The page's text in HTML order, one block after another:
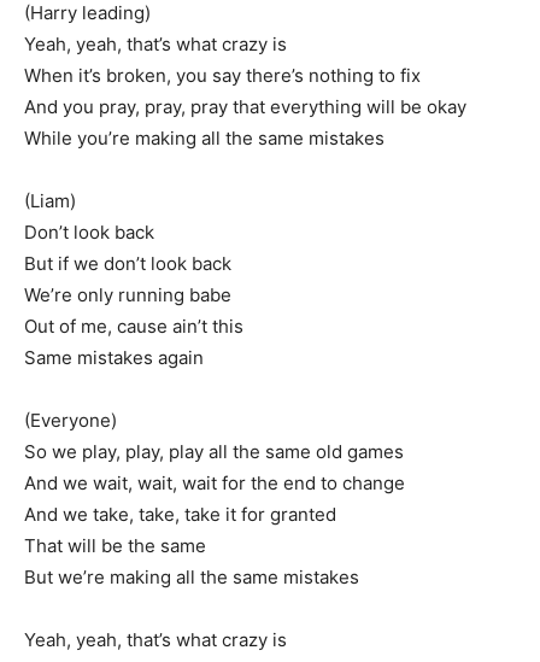
(Harry leading)
Yeah, yeah, that’s what crazy is
When it’s broken, you say there’s nothing to fix
And you pray, pray, pray that everything will be okay
While you’re making all the same mistakes
(Liam)
Don’t look back
But if we don’t look back
We’re only running babe
Out of me, cause ain’t this
Same mistakes again
(Everyone)
So we play, play, play all the same old games
And we wait, wait, wait for the end to change
And we take, take, take it for granted
That will be the same
But we’re making all the same mistakes
Yeah, yeah, that’s what crazy is